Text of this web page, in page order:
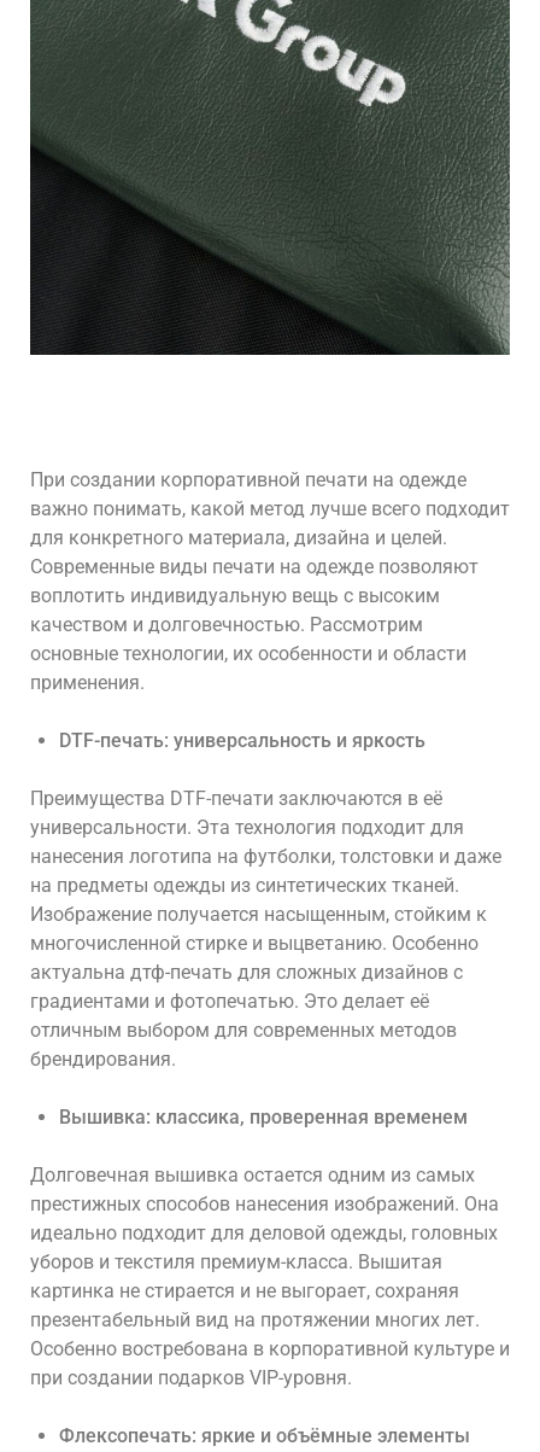
При создании корпоративной печати на одежде
важно понимать, какой метод лучше всего подходит
для конкретного материала, дизайна и целей.
Современные виды печати на одежде позволяют
воплотить индивидуальную вещь с высоким
качеством и долговечностью. Рассмотрим
основные технологии, их особенности и области
применения.
DTF-печать: универсальность и яркость
Преимущества DTF-печати заключаются в её
универсальности. Эта технология подходит для
нанесения логотипа на футболки, толстовки и даже
на предметы одежды из синтетических тканей.
Изображение получается насыщенным, стойким к
многочисленной стирке и выцветанию. Особенно
актуальна дтф-печать для сложных дизайнов с
градиентами и фотопечатью. Это делает её
отличным выбором для современных методов
брендирования.
Вышивка: классика, проверенная временем
Долговечная вышивка остается одним из самых
престижных способов нанесения изображений. Она
идеально подходит для деловой одежды, головных
уборов и текстиля премиум-класса. Вышитая
картинка не стирается и не выгорает, сохраняя
презентабельный вид на протяжении многих лет.
Особенно востребована в корпоративной культуре и
при создании подарков VIP-уровня.
Флексопечать: яркие и объёмные элементы